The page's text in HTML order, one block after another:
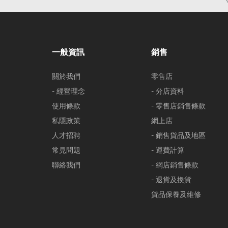
一般資訊
關於我們
- 經營理念
使用條款
私隱政策
人才招聘
常見問題
聯絡我們
銷售
零售店
- 分店資料
- 零售店銷售條款
網上店
- 銷售貨品及地區
- 運費計算
- 網店銷售條款
- 退貨及換貨
貨品保養及維修